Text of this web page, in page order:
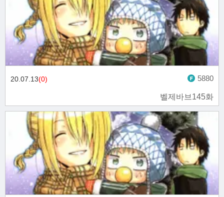
벨제바브145화
20.07.13(0) 5880